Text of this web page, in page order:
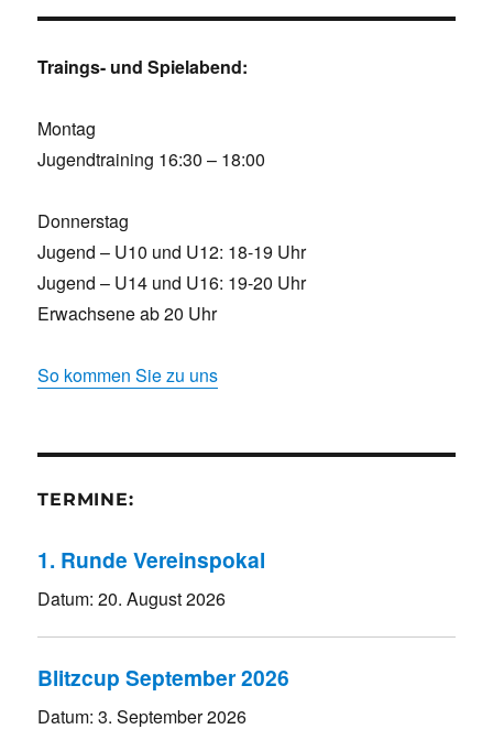
Traings- und Spielabend:
Montag
Jugendtraining 16:30 – 18:00
Donnerstag
Jugend – U10 und U12: 18-19 Uhr
Jugend – U14 und U16: 19-20 Uhr
Erwachsene ab 20 Uhr
So kommen Sie zu uns
TERMINE:
1. Runde Vereinspokal
Datum:20. August 2026
Blitzcup September 2026
Datum:3. September 2026